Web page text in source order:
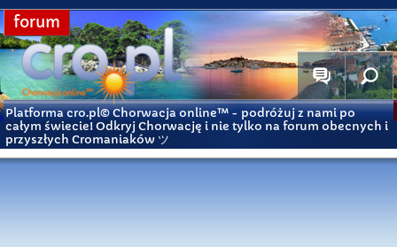
forum
Platforma cro.pl© Chorwacja online™ - podróżuj z nami po
całym świecie! Odkryj Chorwację i nie tylko na forum obecnych i
przyszłych Cromaniaków ツ